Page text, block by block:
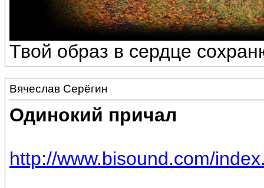
Твой образ в сердце
Вячеслав Серёгин
Одинокий причал
http://www.bisound.com/